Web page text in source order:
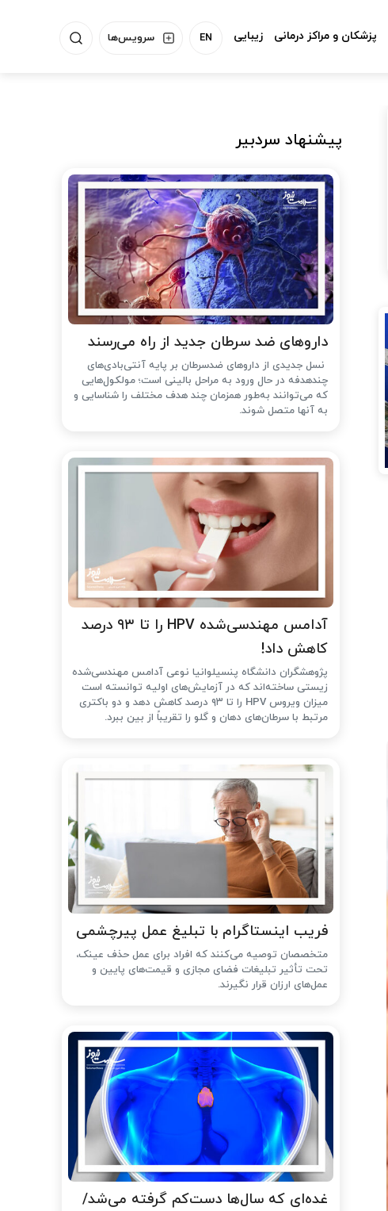
سرویس‌ها EN پزشکان و مراکز درمانی زیبایی
پیشنهاد سردبیر
داروهای ضد سرطان جدید از راه می‌رسند
نسل جدیدی از داروهای ضدسرطان بر پایه آنتی‌بادی‌های
چندهدفه در حال ورود به مراحل بالینی است؛ مولکول‌هایی
که می‌توانند به‌طور همزمان چند هدف مختلف را شناسایی و
به آنها متصل شوند.
آدامس مهندسی‌شده‌ HPV را تا ۹۳ درصد
کاهش داد!
پژوهشگران دانشگاه پنسیلوانیا نوعی آدامس مهندسی‌شده
زیستی ساخته‌اند که در آزمایش‌های اولیه توانسته است
میزان ویروس HPV را تا ۹۳ درصد کاهش دهد و دو باکتری
مرتبط با سرطان‌های دهان و گلو را تقریباً از بین ببرد.
فریب اینستاگرام با تبلیغ عمل پیرچشمی
متخصصان توصیه می‌کنند که افراد برای عمل حذف عینک،
تحت تأثیر تبلیغات فضای مجازی و قیمت‌های پایین و
عمل‌های ارزان قرار نگیرند.
غده‌ای که سال‌ها دست‌کم گرفته می‌شد/